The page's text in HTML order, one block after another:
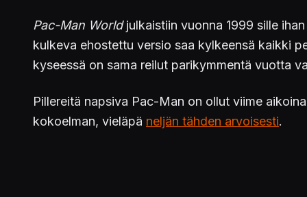
Pac-Man Worldjulkaistiin vuonna 1999 sille
kulkeva ehostettu versio saa kylkeensä kaikki
kyseessä on sama reilut parikymmentä vuotta
Pillereitä napsiva Pac-Man on ollut viime
kokoelman, vieläpä neljän tähden arvoisesti.